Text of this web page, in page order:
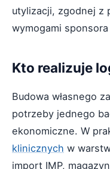
utylizacji, zgodnej z
wymogami sponsora
Kto realizuje
Budowa własnego
potrzeby jednego
ekonomiczne. W
klinicznych w
import IMP,